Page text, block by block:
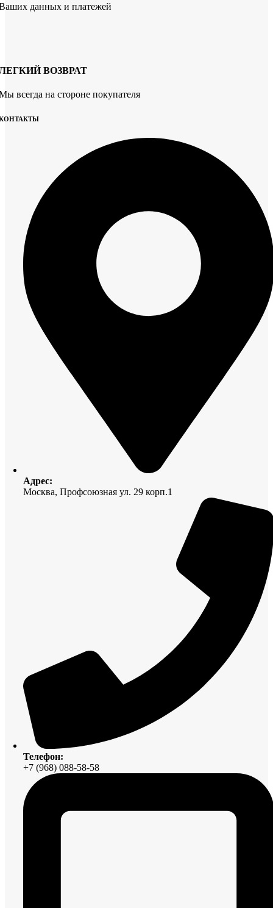
данных и платежей
ВОЗВРАТ
всегда на стороне покупателя
Адрес:
Москва, Профсоюзная ул. 29 корп.1
Телефон:
+7 (968) 088-58-58